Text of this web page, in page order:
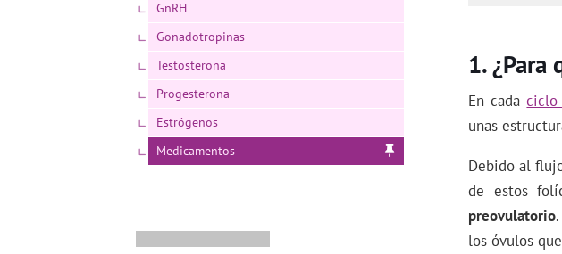
¿Para
En cadaciclo
unas
Debido al
de estos
preovulatorio
los óvulos
GnRH
Gonadotropinas
Testosterona
Progesterona
Estrógenos
Medicamentos